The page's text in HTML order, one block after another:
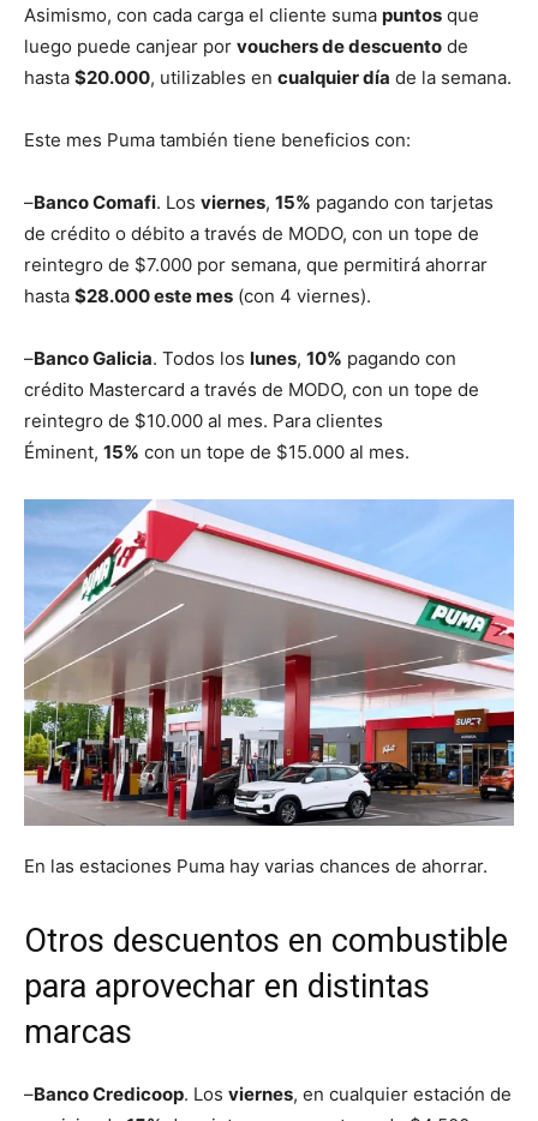
Asimismo, con cada carga el cliente suma puntos que
luego puede canjear por vouchers de descuento de
hasta $20.000, utilizables en cualquier día de la semana.
Este mes Puma también tiene beneficios con:
–Banco Comafi. Los viernes, 15% pagando con tarjetas
de crédito o débito a través de MODO, con un tope de
reintegro de $7.000 por semana, que permitirá ahorrar
hasta $28.000 este mes (con 4 viernes).
–Banco Galicia. Todos los lunes, 10% pagando con
crédito Mastercard a través de MODO, con un tope de
reintegro de $10.000 al mes. Para clientes
Éminent, 15% con un tope de $15.000 al mes.
En las estaciones Puma hay varias chances de ahorrar.
Otros descuentos en combustible
para aprovechar en distintas
marcas
–Banco Credicoop. Los viernes, en cualquier estación de